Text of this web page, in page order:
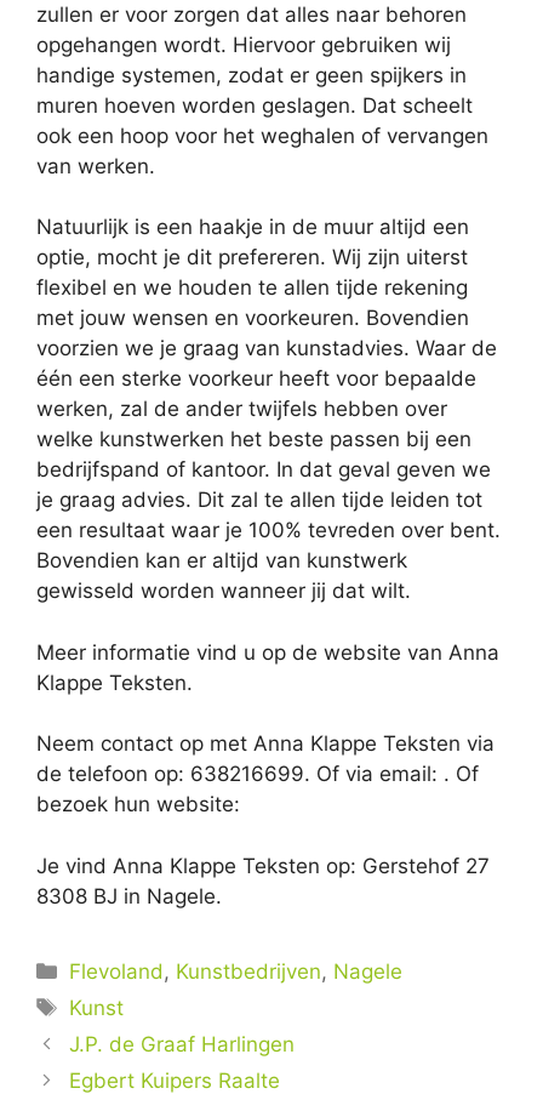
zullen er voor zorgen dat alles naar behoren
opgehangen wordt. Hiervoor gebruiken wij
handige systemen, zodat er geen spijkers in
muren hoeven worden geslagen. Dat scheelt
ook een hoop voor het weghalen of vervangen
van werken.
Natuurlijk is een haakje in de muur altijd een
optie, mocht je dit prefereren. Wij zijn uiterst
flexibel en we houden te allen tijde rekening
met jouw wensen en voorkeuren. Bovendien
voorzien we je graag van kunstadvies. Waar de
één een sterke voorkeur heeft voor bepaalde
werken, zal de ander twijfels hebben over
welke kunstwerken het beste passen bij een
bedrijfspand of kantoor. In dat geval geven we
je graag advies. Dit zal te allen tijde leiden tot
een resultaat waar je 100% tevreden over bent.
Bovendien kan er altijd van kunstwerk
gewisseld worden wanneer jij dat wilt.
Meer informatie vind u op de website van Anna
Klappe Teksten.
Neem contact op met Anna Klappe Teksten via
de telefoon op: 638216699. Of via email: . Of
bezoek hun website:
Je vind Anna Klappe Teksten op: Gerstehof 27
8308 BJ in Nagele.
Categorieën
Flevoland , Kunstbedrijven, Nagele
Tags
Kunst
J.P. de Graaf Harlingen
Egbert Kuipers Raalte